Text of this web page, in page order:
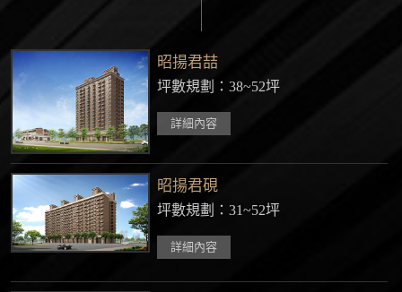
昭揚君喆
坪數規劃：38~52坪
詳細內容
昭揚君硯
坪數規劃：31~52坪
詳細內容